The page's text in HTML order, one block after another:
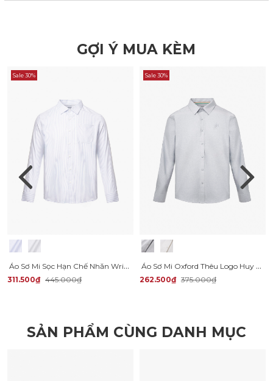
GỢI Ý MUA KÈM
Sale 30%
Áo Sơ Mi Sọc Hạn Chế Nhăn Wrinkle X Thêu Chữ M Form Tailored SM177
311.500₫ 445.000₫
Sale 30%
Áo Sơ Mi Oxford Thêu Logo Huy Hiệu Form Slimfit SM171
262.500₫ 375.000₫
SẢN PHẨM CÙNG DANH MỤC